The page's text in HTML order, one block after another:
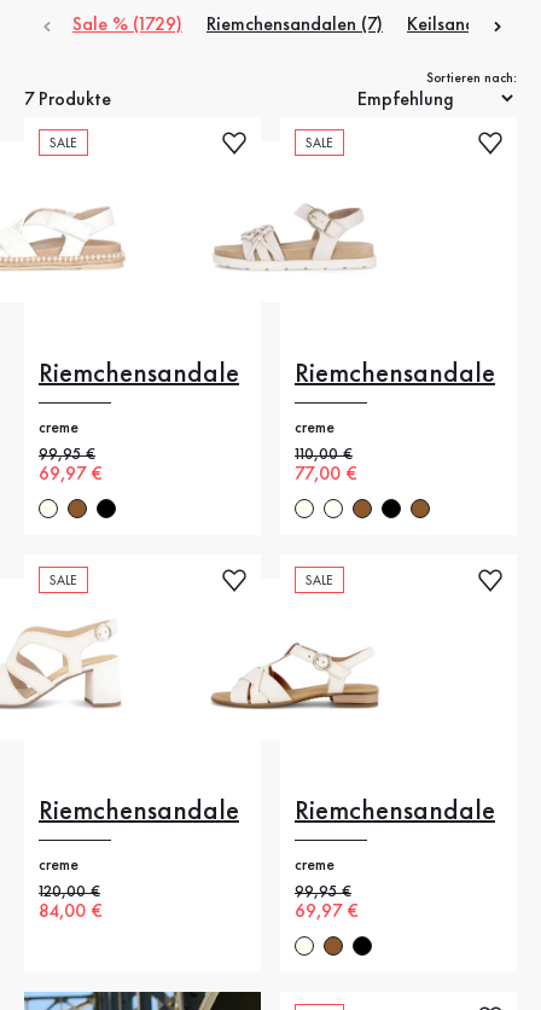
Sale % (1729) Riemchensandalen (7) Keilsandaletten
7 Produkte
Sortieren nach:
SALE
Riemchensandale
creme
Alter Preis
99,95 €
Neuer Preis
69,97 €
SALE
Riemchensandale
creme
Alter Preis
110,00 €
Neuer Preis
77,00 €
SALE
Riemchensandale
creme
Alter Preis
120,00 €
Neuer Preis
84,00 €
SALE
Riemchensandale
creme
Alter Preis
99,95 €
Neuer Preis
69,97 €